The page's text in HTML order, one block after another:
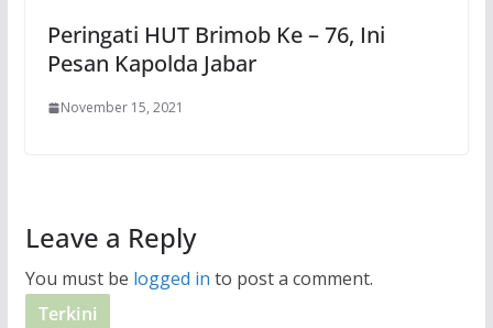
Peringati HUT Brimob Ke – 76, Ini
Pesan Kapolda Jabar
November 15, 2021
Leave a Reply
You must be logged in to post a comment.
Terkini